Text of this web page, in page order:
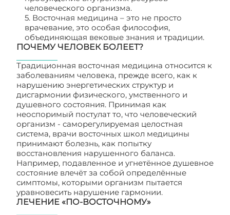
человеческого организма.
5. Восточная медицина – это не просто
врачевание, это особая философия,
объединяющая вековые знания и традиции.
ПОЧЕМУ ЧЕЛОВЕК БОЛЕЕТ?
Традиционная восточная медицина относится к
заболеваниям человека, прежде всего, как к
нарушению энергетических структур и
дисгармонии физического, умственного и
душевного состояния. Принимая как
неоспоримый постулат то, что человеческий
организм - саморегулируемая целостная
система, врачи восточных школ медицины
принимают болезнь, как попытку
восстановления нарушенного баланса.
Например, подавленное и угнетённое душевное
состояние влечёт за собой определённые
симптомы, которыми организм пытается
уравновесить нарушение гармонии.
ЛЕЧЕНИЕ «ПО-ВОСТОЧНОМУ»